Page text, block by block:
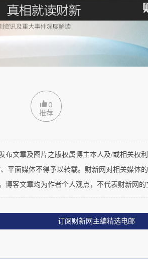
格雷接管了染布生意。格雷在写给
“这些实验是在这个冬天，我从为
存最早的一封信，格雷的工作非常
面的回报。1696年到1698年，格雷
，研究内容分别涉及显微镜、水显
、用一个带有测微计的气压计精
没有科学上的重要性，但体现出格
0
推荐
文章及图片之版权属博主本人及/或相关权
平面媒体不得予以转载。财新网对相关媒体
博客文章均为作者个人观点，不代表财新网的
订阅财新网主编精选电邮